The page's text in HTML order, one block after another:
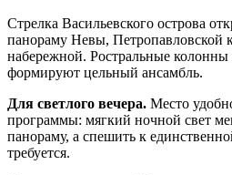
Стрелка Васильевского острова
панораму Невы, Петропавловской
набережной. Ростральные
формируют цельный ансамбль.
Для светлого вечера. Место
программы: мягкий ночной свет
панораму, а спешить к
требуется.